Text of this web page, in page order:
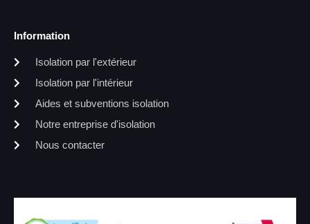
Information
Isolation par l'extérieur
Isolation par l'intérieur
Aides et subventions isolation
Notre entreprise d'isolation
Nous contacter